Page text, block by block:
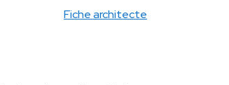
Fiche architecte